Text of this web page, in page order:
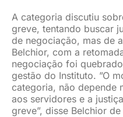
A categoria discutiu
greve, tentando buscar
de negociação, mas de
Belchior, com a
negociação foi
gestão do Instituto. ”O
categoria, não depende
aos servidores e a
greve”, disse Belchior